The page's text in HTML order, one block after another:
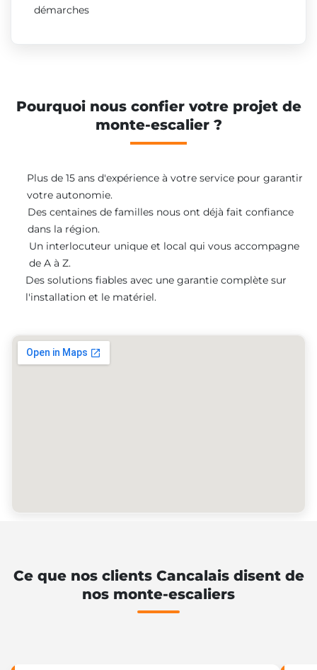
démarches
Pourquoi nous confier votre projet de
monte-escalier ?
Plus de 15 ans d'expérience à votre service pour garantir
votre autonomie.
Des centaines de familles nous ont déjà fait confiance
dans la région.
Un interlocuteur unique et local qui vous accompagne
de A à Z.
Des solutions fiables avec une garantie complète sur
l'installation et le matériel.
Ce que nos clients Cancalais disent de
nos monte-escaliers